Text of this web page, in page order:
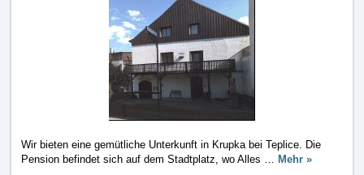
Wir bieten eine gemütliche Unterkunft in Krupka bei Teplice. Die
Pension befindet sich auf dem Stadtplatz, wo Alles … Mehr »